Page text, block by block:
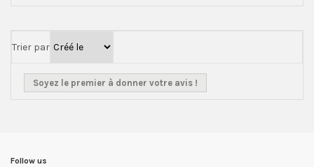
Trier par
Soyez le premier à donner votre avis !
Follow us